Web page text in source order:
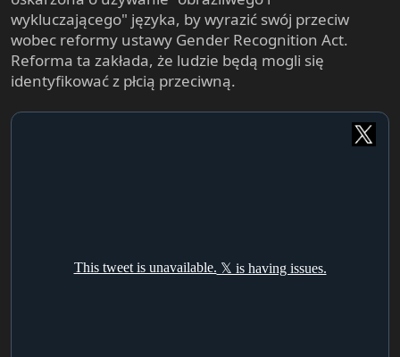
wykluczającego" języka, by wyrazić swój przeciw
wobec reformy ustawy Gender Recognition Act.
Reforma ta zakłada, że ludzie będą mogli się
identyfikować z płcią przeciwną.